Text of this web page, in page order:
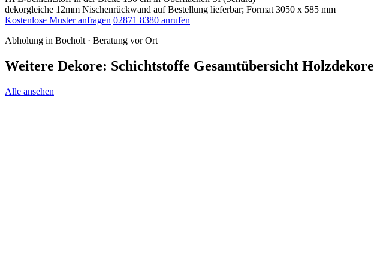
dekorgleiche 12mm Nischenrückwand auf Bestellung lieferbar; Format 3050 x 585 mm
Kostenlose Muster anfragen 02871 8380 anrufen
Abholung in Bocholt · Beratung vor Ort
Weitere Dekore: Schichtstoffe Gesamtübersicht Holzdekore
Alle ansehen